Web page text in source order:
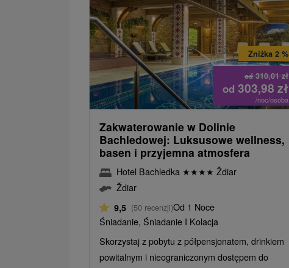
od310,01zł
Zniżka 2 %
od 303,98 zł
/noc/osoba
Zakwaterowanie w Dolinie
Bachledowej: Luksusowe wellness,
basen i przyjemna atmosfera
Hotel Bachledka ★★★★ Ždiar
Ždiar
9,5 (50 recenzji)Od 1 Noce
Śniadanie, Śniadanie I Kolacja
Skorzystaj z pobytu z półpensjonatem, drinkiem
powitalnym i nieograniczonym dostępem do